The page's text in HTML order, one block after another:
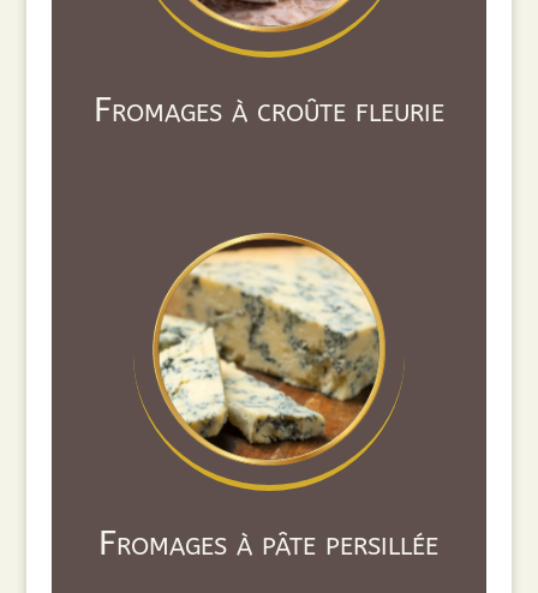
Fromages à croûte fleurie
Fromages à pâte persillée